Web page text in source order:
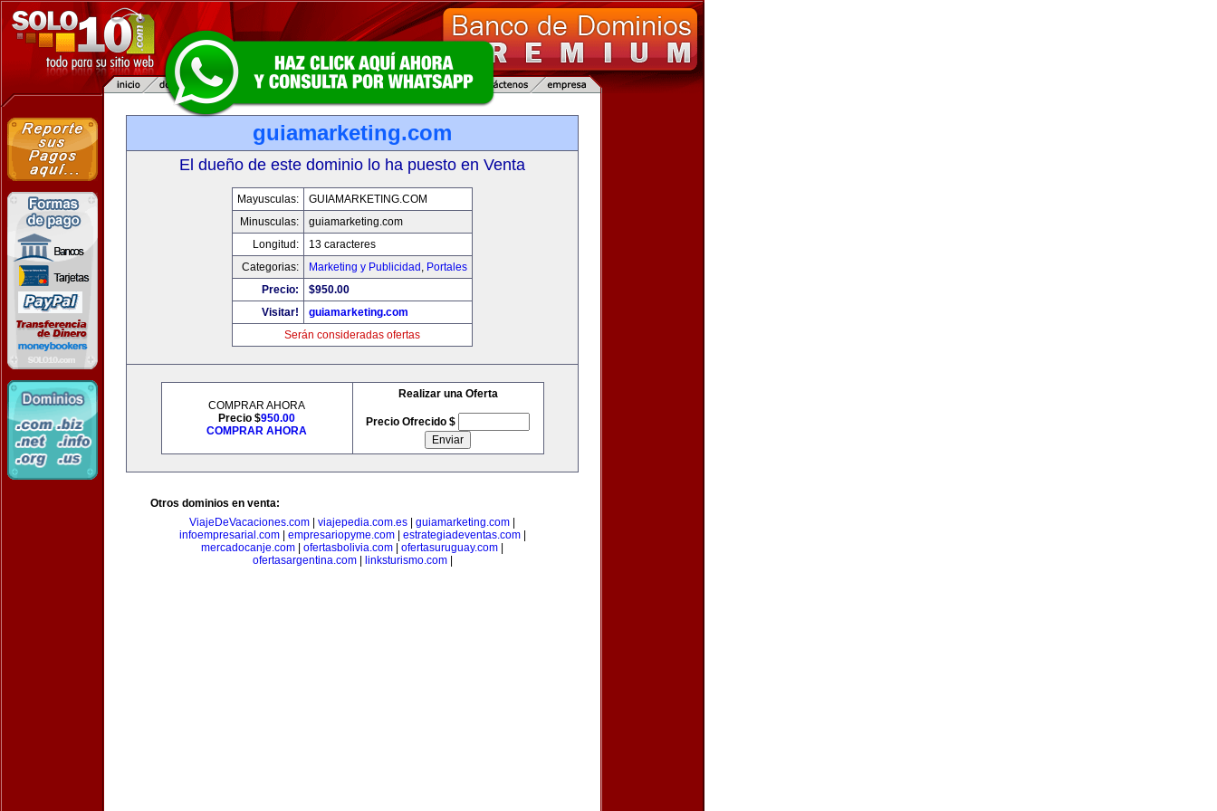
guiamarketing.com
El dueño de este dominio lo ha puesto en Venta
Mayusculas:
GUIAMARKETING.COM
Minusculas:
guiamarketing.com
Longitud:
13 caracteres
Categorias:
Marketing y Publicidad , Portales
Precio:
$950.00
Visitar!
guiamarketing.com
Serán consideradas ofertas
COMPRAR AHORA
Precio $950.00
COMPRAR AHORA
Realizar una Oferta
Precio Ofrecido $
Otros dominios en venta:
ViajeDeVacaciones.com
viajepedia.com.es guiamarketing.com
infoempresarial.com| empresariopyme.com| estrategiadeventas.com|
mercadocanje.com
ofertasbolivia.com ofertasuruguay.com
ofertasargentina.com| linksturismo.com|